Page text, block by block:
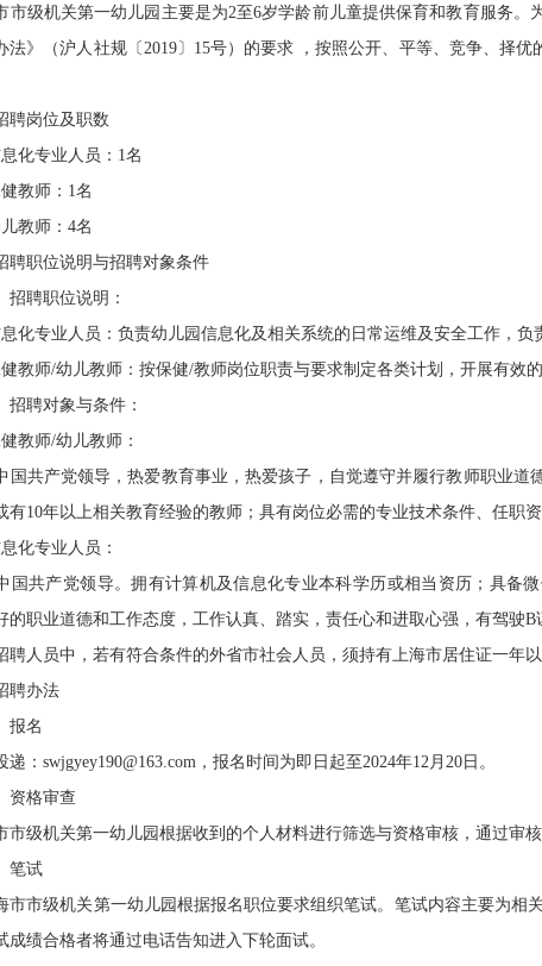
机关第一幼儿园主要是为2至6岁学龄前儿童提供保育和教育服务。
法》（沪人社规〔2019〕15号）的要求 ，按照公开、平等、竞争、择
岗位及职数
专业人员：1名
师：1名
师：4名
职位说明与招聘对象条件
聘职位说明：
专业人员：负责幼儿园信息化及相关系统的日常运维及安全工作，负
师/幼儿教师：按保健/教师岗位职责与要求制定各类计划，开展有效
聘对象与条件：
师/幼儿教师：
产党领导，热爱教育事业，热爱孩子，自觉遵守并履行教师职业道
有10年以上相关教育经验的教师；具有岗位必需的专业技术条件、任职
专业人员：
产党领导。拥有计算机及信息化专业本科学历或相当资历；具备微
的职业道德和工作态度，工作认真、踏实，责任心和进取心强，有驾驶B
员中，若有符合条件的外省市社会人员，须持有上海市居住证一年以
办法
名
swjgyey190@163.com，报名时间为即日起至2024年12月20日。
格审查
机关第一幼儿园根据收到的个人材料进行筛选与资格审核，通过审核
试
级机关第一幼儿园根据报名职位要求组织笔试。笔试内容主要为相
成绩合格者将通过电话告知进入下轮面试。